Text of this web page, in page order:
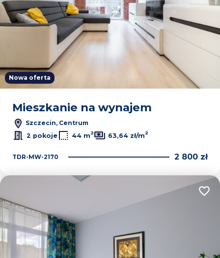
Nowa oferta
Mieszkanie na wynajem
Szczecin, Centrum
2 pokoje
44 m2 63,64 zł/m2
TDR-MW-2170 2 800 zł